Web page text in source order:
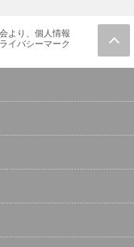
より、個人情報
イバシーマーク